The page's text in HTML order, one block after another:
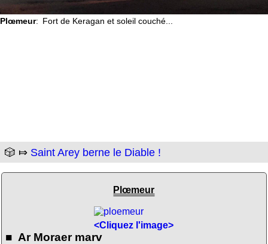
Plœmeur: Fort de Keragan et soleil couché...
🎲 ⤇ Saint Arey berne le Diable !
Plœmeur
<Cliquez l'image>
■ Ar Moraer marv